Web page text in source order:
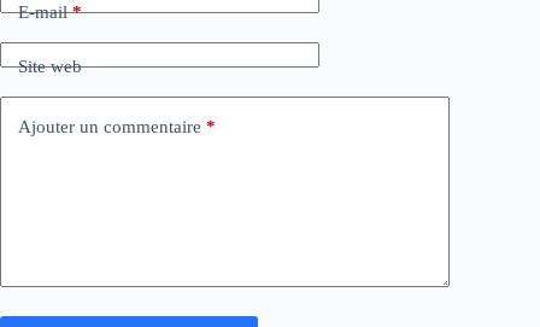
E-mail*
Site web
Ajouter un commentaire *